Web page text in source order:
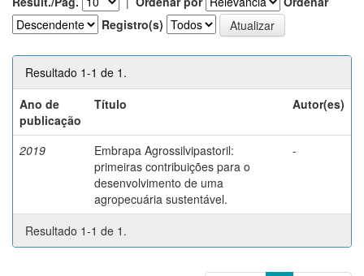
Registro(s)
Resultado 1-1 de 1.
Ano de
publicação
Título Autor(es)
2019
Embrapa Agrossilvipastoril:
primeiras contribuições para o
desenvolvimento de uma
agropecuária sustentável.
-
Resultado 1-1 de 1.